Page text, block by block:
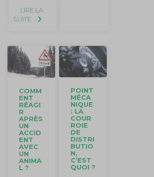
LIRE LA
SUITE
COMM
ENT
RÉAGI
R
APRÈS
UN
ACCID
ENT
AVEC
UN
ANIMA
L ?
POINT
MÉCA
NIQUE
: LA
COUR
ROIE
DE
DISTRI
BUTIO
N,
C’EST
QUOI ?